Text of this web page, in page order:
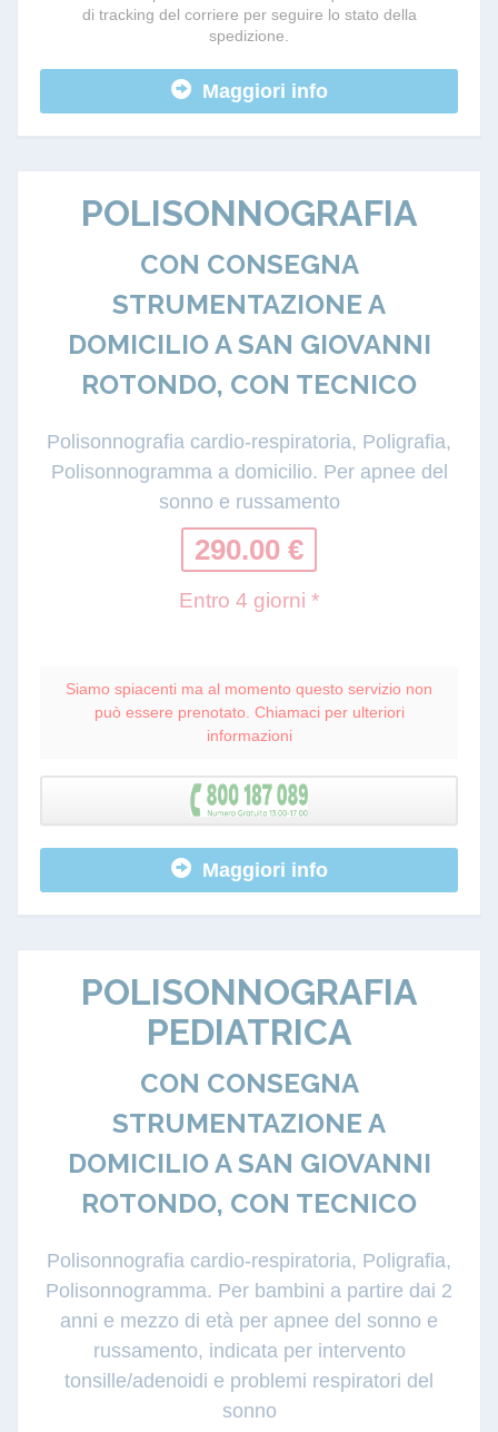
di tracking del corriere per seguire lo stato della
spedizione.
Maggiori info
POLISONNOGRAFIA
CON CONSEGNA
STRUMENTAZIONE A
DOMICILIO A SAN GIOVANNI
ROTONDO, CON TECNICO
Polisonnografia cardio-respiratoria, Poligrafia,
Polisonnogramma a domicilio. Per apnee del
sonno e russamento
290.00 €
Entro 4 giorni *
Siamo spiacenti ma al momento questo servizio non
può essere prenotato. Chiamaci per ulteriori
informazioni
Maggiori info
POLISONNOGRAFIA
PEDIATRICA
CON CONSEGNA
STRUMENTAZIONE A
DOMICILIO A SAN GIOVANNI
ROTONDO, CON TECNICO
Polisonnografia cardio-respiratoria, Poligrafia,
Polisonnogramma. Per bambini a partire dai 2
anni e mezzo di età per apnee del sonno e
russamento, indicata per intervento
tonsille/adenoidi e problemi respiratori del
sonno